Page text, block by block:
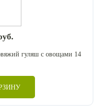
гуляш с овощами 14